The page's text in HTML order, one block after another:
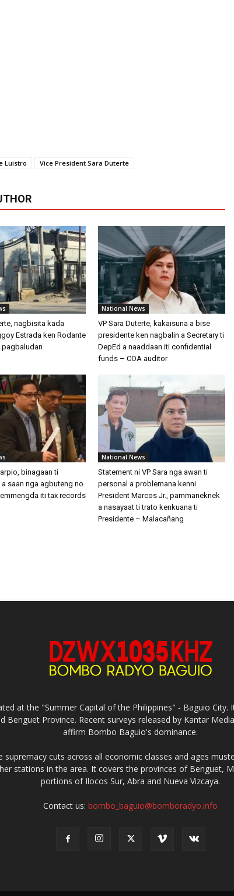
Luistro Vice President Sara Duterte
nagbisita kada
Estrada ken Rodante
National News
VP Sara Duterte, kakaisuna a bise
presidente ken nagbalin a Secretary ti
DepEd a naaddaan iti confidential
funds – COA auditor
binagaan ti
saan nga agbuteng no
iti tax records
National News
Statement ni VP Sara nga awan ti
personal a problemana kenni
President Marcos Jr., pammaneknek
a nasayaat ti trato kenkuana ti
Presidente – Malacañang
at the "Summer Capital of the Philippines" - Baguio City.
Benguet Province. Recent surveys released by Kantar
affirm Bombo Baguio's dominance.
supremacy cuts across all economic classes and ages
stations in the area. It covers the provinces of Benguet,
portions of Ilocos Sur, Abra and Nueva Vizcaya.
Contact us:bombo_baguio@bomboradyo.info